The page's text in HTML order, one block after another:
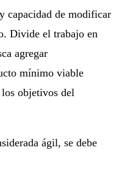
capacidad de modificar
Divide el trabajo en
agregar
mínimo viable
objetivos del
ágil, se debe